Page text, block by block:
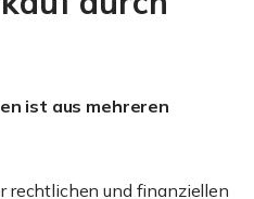
ist aus mehreren
rechtlichen und finanziellen